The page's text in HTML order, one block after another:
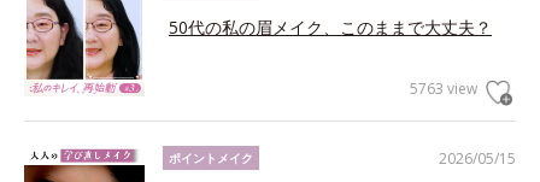
50代の私の眉メイク、このままで大丈夫？
5763 view
2026/05/15
ポイントメイク